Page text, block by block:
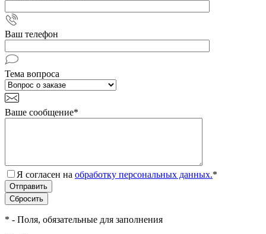
Ваш телефон
Тема вопроса
Ваше сообщение*
Я согласен на обработку персональных данных.*
* - Поля, обязательные для заполнения